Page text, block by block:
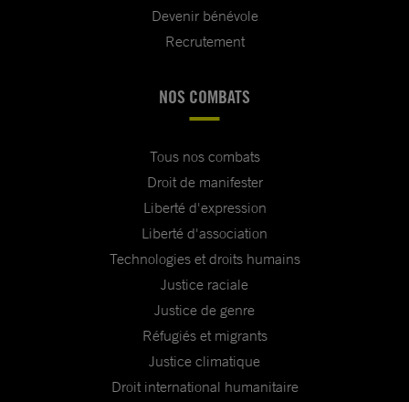
Devenir bénévole
Recrutement
NOS COMBATS
Tous nos combats
Droit de manifester
Liberté d'expression
Liberté d'association
Technologies et droits humains
Justice raciale
Justice de genre
Réfugiés et migrants
Justice climatique
Droit international humanitaire